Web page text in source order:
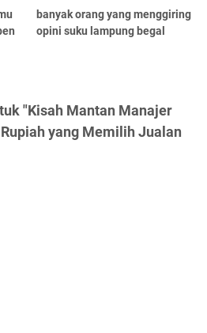
banyak orang yang menggiring
opini suku lampung begal
"Kisah Mantan Manajer
yang Memilih Jualan